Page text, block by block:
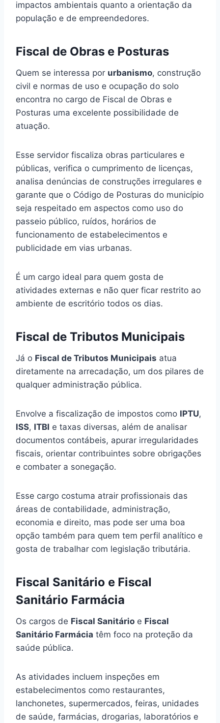
impactos ambientais quanto a orientação da
população e de empreendedores.
Fiscal de Obras e Posturas
Quem se interessa por urbanismo, construção
civil e normas de uso e ocupação do solo
encontra no cargo de Fiscal de Obras e
Posturas uma excelente possibilidade de
atuação.
Esse servidor fiscaliza obras particulares e
públicas, verifica o cumprimento de licenças,
analisa denúncias de construções irregulares e
garante que o Código de Posturas do município
seja respeitado em aspectos como uso do
passeio público, ruídos, horários de
funcionamento de estabelecimentos e
publicidade em vias urbanas.
É um cargo ideal para quem gosta de
atividades externas e não quer ficar restrito ao
ambiente de escritório todos os dias.
Fiscal de Tributos Municipais
Já o Fiscal de Tributos Municipais atua
diretamente na arrecadação, um dos pilares de
qualquer administração pública.
Envolve a fiscalização de impostos como IPTU,
ISS, ITBI e taxas diversas, além de analisar
documentos contábeis, apurar irregularidades
fiscais, orientar contribuintes sobre obrigações
e combater a sonegação.
Esse cargo costuma atrair profissionais das
áreas de contabilidade, administração,
economia e direito, mas pode ser uma boa
opção também para quem tem perfil analítico e
gosta de trabalhar com legislação tributária.
Fiscal Sanitário e Fiscal
Sanitário Farmácia
Os cargos de Fiscal Sanitário e Fiscal
Sanitário Farmácia têm foco na proteção da
saúde pública.
As atividades incluem inspeções em
estabelecimentos como restaurantes,
lanchonetes, supermercados, feiras, unidades
de saúde, farmácias, drogarias, laboratórios e